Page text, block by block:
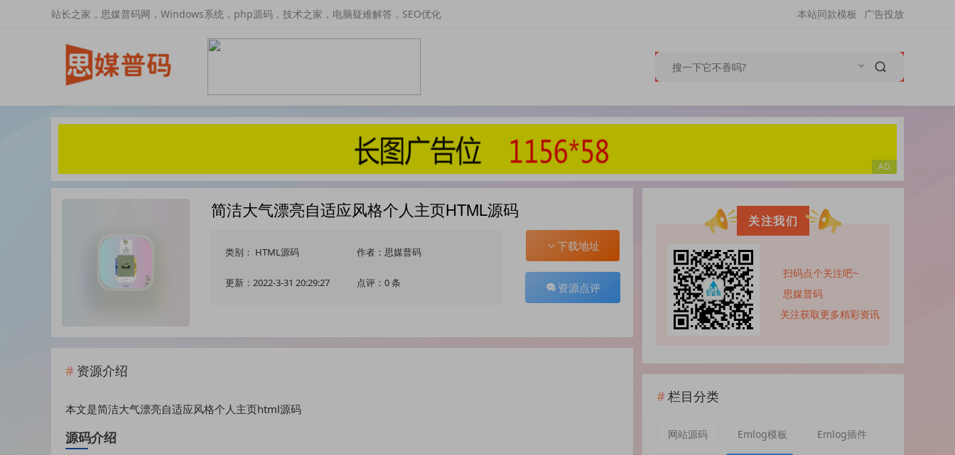
站长之家，思媒普码网，Windows系统，php源码，技术之家，电脑疑难解答，SEO优化 广告投放
本站同款模板
简洁大气漂亮自适应风格个人主页HTML源码
类别： HTML源码 作者：思媒普码
更新：2022-3-31 20:29:27 点评：0 条
下载地址
资源点评
资源介绍
本文是简洁大气漂亮自适应风格个人主页html源码
源码介绍
关注我们
扫码点个关注吧~
思媒普码
关注获取更多精彩资讯
栏目分类
网站源码 Emlog模板 Emlog插件